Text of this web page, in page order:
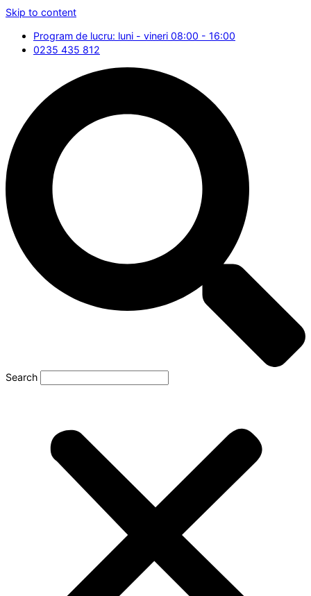
Skip to content
Program de lucru: luni - vineri 08:00 - 16:00
0235 435 812
Search